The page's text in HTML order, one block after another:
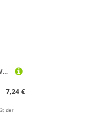
Tragbarer PU-Karabiner für Wursthund, Schlüsselhalter zum Anklippen, für Taschen, Reisen und Outdoor-Zubehör, modisches Taschenanhänger-Zubehör
7,24 €
der